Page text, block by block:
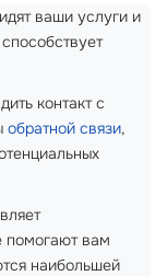
ваши услуги и
контакт с
обратной связи,
помогают вам
наибольшей